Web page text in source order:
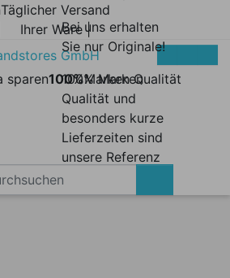
Täglicher Versand
Ihrer Ware |
sparen100%Marken Qualität
Bei uns erhalten
Sie nur Originale!
100% Marken
Qualität und
besonders kurze
Lieferzeiten sind
unsere Referenz